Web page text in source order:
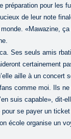
préparation pour les
de leur note
«Mawazine,
Ses seuls amis
certainement
aille à un concert
comme moi. Ils
suis capable», dit-
se payer un
école organise un